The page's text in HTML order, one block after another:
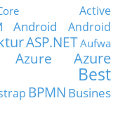
Active
Android
Android
ASP.NETAufwa
Azure
Azure
Best
BPMN Busines